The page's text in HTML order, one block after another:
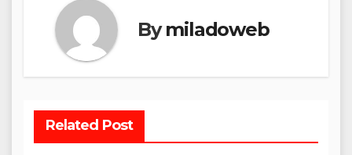
Bymiladoweb
Related Post